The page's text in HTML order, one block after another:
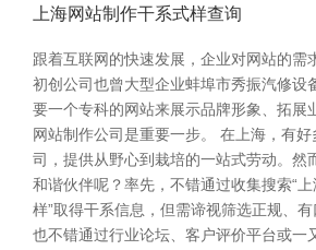
上海网站制作干系式样查询
跟着互联网的快速发展，企业对网站的需
初创公司也曾大型企业蚌埠市秀振汽修设
要一个专科的网站来展示品牌形象、拓展
网站制作公司是重要一步。 在上海，有
司，提供从野心到栽培的一站式劳动。然
和谐伙伴呢？率先，不错通过收集搜索“
样”取得干系信息，但需谛视筛选正规、有
也不错通过行业论坛、客户评价平台或一